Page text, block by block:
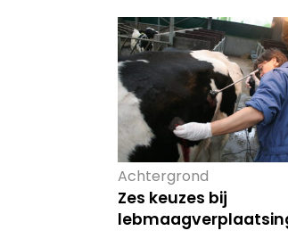
Achtergrond
Zes keuzes bij